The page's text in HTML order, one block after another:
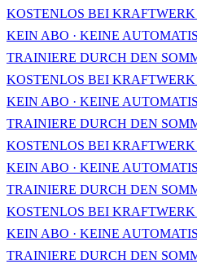
KOSTENLOS BEI
KEIN ABO · KEINE
TRAINIERE DURCH DEN
KOSTENLOS BEI
KEIN ABO · KEINE
TRAINIERE DURCH DEN
KOSTENLOS BEI
KEIN ABO · KEINE
TRAINIERE DURCH DEN
KOSTENLOS BEI
KEIN ABO · KEINE
TRAINIERE DURCH DEN